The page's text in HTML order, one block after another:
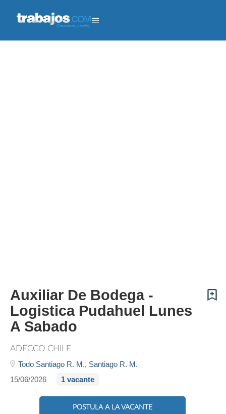
Auxiliar De Bodega -
Logistica Pudahuel Lunes
A Sabado
ADECCO CHILE
Todo Santiago R. M., Santiago R. M.
15/06/2026
1 vacante
POSTULA A LA VACANTE